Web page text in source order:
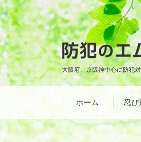
大阪府、京阪神中心に防犯
ホーム 忍び